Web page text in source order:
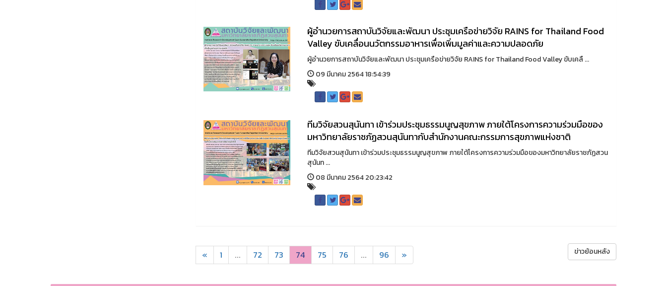
ผู้อำนวยการสถาบันวิจัยและพัฒนา ประชุมเครือข่ายวิจัย RAINS for Thailand Food
Valley ขับเคลื่อนนวัตกรรมอาหารเพื่อเพิ่มมูลค่าและความปลอดภัย
ผู้อำนวยการสถาบันวิจัยและพัฒนา ประชุมเครือข่ายวิจัย RAINS for Thailand Food Valley ขับเคลื ...
09 มีนาคม 2564 18:54:39
ทีมวิจัยสวนสุนันทา เข้าร่วมประชุมธรรมนูญสุขภาพ ภายใต้โครงการความร่วมมือของ
มหาวิทยาลัยราชภัฏสวนสุนันทากับสำนักงานคณะกรรมการสุขภาพแห่งชาติ
ทีมวิจัยสวนสุนันทา เข้าร่วมประชุมธรรมนูญสุขภาพ ภายใต้โครงการความร่วมมือของมหาวิทยาลัยราชภัฏสวน
สุนันท ...
08 มีนาคม 2564 20:23:42
« 1 ... 72 73 74 75 76 ... 96 » ข่าวย้อนหลัง